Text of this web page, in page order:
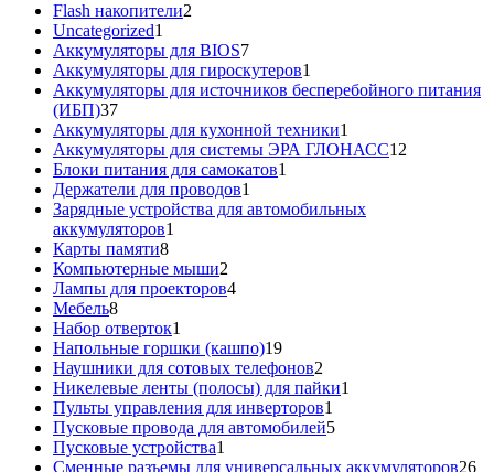
Flash накопители2
Uncategorized1
товар
Аккумуляторы для BIOS77
товаров
Аккумуляторы для гироскутеров1
товар
Аккумуляторы для источников бесперебойного питания
(ИБП)3737
товаров
Аккумуляторы для кухонной техники1
товар
Аккумуляторы для системы ЭРА ГЛОНАСС12
Блоки питания для самокатов1
Держатели для проводов1
товар
Зарядные устройства для автомобильных
аккумуляторов1
Карты памяти88
товаров
Компьютерные мыши2
товара
Лампы для проекторов44
Мебель88
товаров
Набор отверток1
товар
Напольные горшки (кашпо)1919
товаров
Наушники для сотовых телефонов2
товара
Никелевые ленты (полосы) для пайки1
Пульты управления для инверторов1
товар
Пусковые провода для автомобилей55
Пусковые устройства1
товар
Сменные разъемы для универсальных аккумуляторов2626